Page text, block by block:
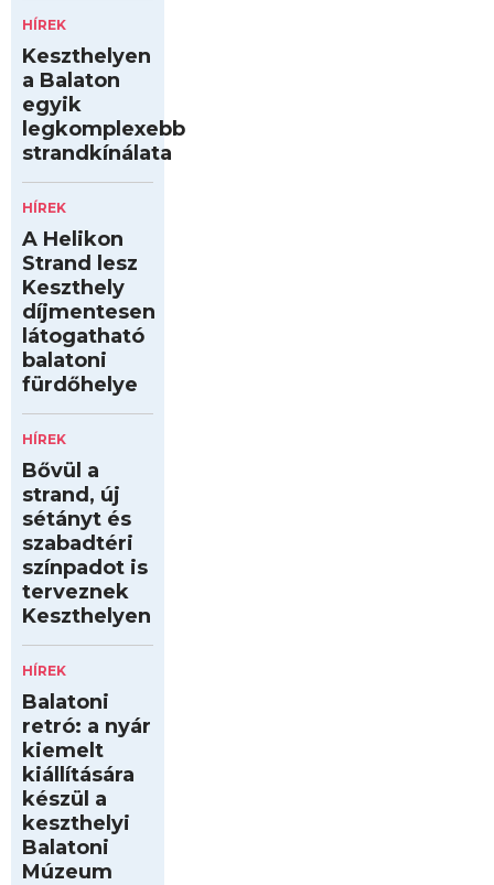
HÍREK
Keszthelyen
a Balaton
egyik
legkomplexebb
strandkínálata
HÍREK
A Helikon
Strand lesz
Keszthely
díjmentesen
látogatható
balatoni
fürdőhelye
HÍREK
Bővül a
strand, új
sétányt és
szabadtéri
színpadot is
terveznek
Keszthelyen
HÍREK
Balatoni
retró: a nyár
kiemelt
kiállítására
készül a
keszthelyi
Balatoni
Múzeum